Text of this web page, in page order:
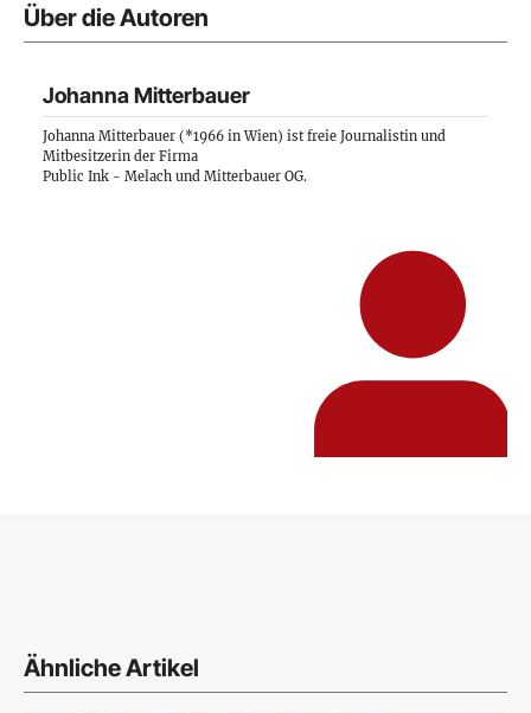
Über die Autoren
Johanna Mitterbauer
Johanna Mitterbauer (*1966 in Wien) ist freie Journalistin und
Mitbesitzerin der Firma
Public Ink - Melach und Mitterbauer OG.
Ähnliche Artikel